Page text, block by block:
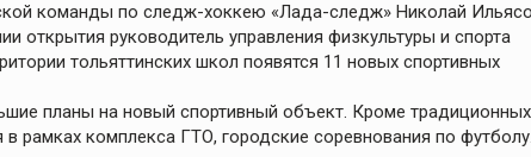
команды по следж-хоккею «Лада-следж» Николай
открытия руководитель управления физкультуры и спорта
тольяттинских школ появятся 11 новых спортивных
планы на новый спортивный объект. Кроме традиционных
рамках комплекса ГТО, городские соревнования по